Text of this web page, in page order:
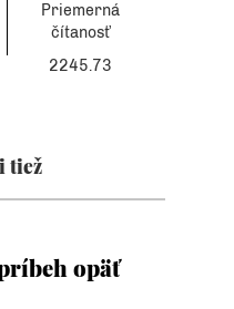
Priemerná
čítanosť
2245.73
tiež
opäť